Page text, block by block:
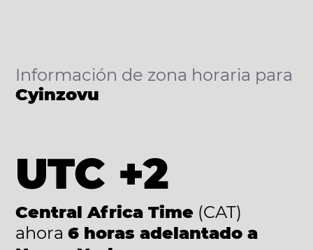
Información de zona horaria para
Cyinzovu
UTC +2
Central Africa Time (CAT)
ahora 6 horas adelantado a